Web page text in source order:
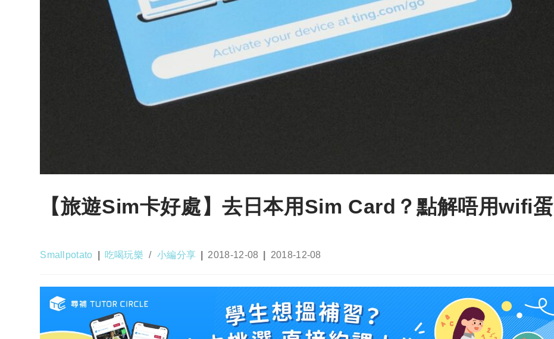
【旅遊Sim卡好處】去日本用Sim Card？點解唔用wifi蛋
Post
Smallpotato
Post
吃喝玩樂 / 小編分享
Post
2018-12-08
Post
2018-12-08